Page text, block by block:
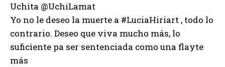
Uchita ‏@UchiLamat
Yo no le deseo la muerte a #LuciaHiriart , todo lo
contrario. Deseo que viva mucho más, lo
suficiente pa ser sentenciada como una flayte
más